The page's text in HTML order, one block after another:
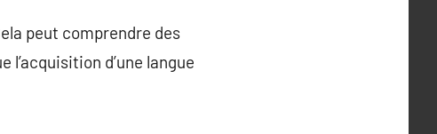
peut comprendre des
d’une langue